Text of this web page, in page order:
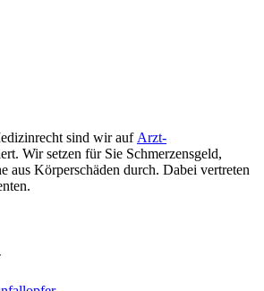
sind wir auf Arzt­
Wir setzen für Sie Schmerzens­geld,
aus Körper­schäden durch. Dabei vertreten